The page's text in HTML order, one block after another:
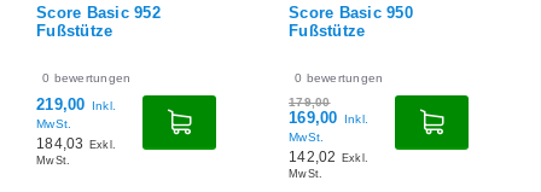
Score Basic 952
Fußstütze
0 bewertungen
219,00
Inkl.
MwSt.
184,03
Exkl.
MwSt.
Score Basic 950
Fußstütze
0 bewertungen
179,00
169,00
Inkl.
MwSt.
142,02
Exkl.
MwSt.